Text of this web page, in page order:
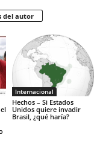
del autor
Internacional
Hechos – Si Estados
Unidos quiere invadir
Brasil, ¿qué haría?